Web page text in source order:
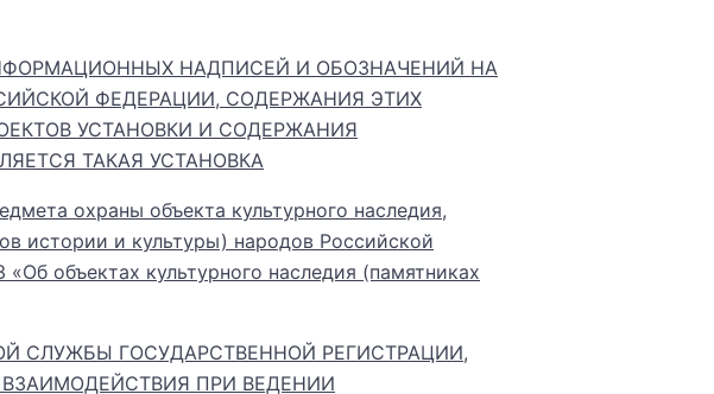
НАДПИСЕЙ И ОБОЗНАЧЕНИЙ НА
ФЕДЕРАЦИИ, СОДЕРЖАНИЯ ЭТИХ
УСТАНОВКИ И СОДЕРЖАНИЯ
ТАКАЯ УСТАНОВКА
охраны объекта культурного наследия,
истории и культуры) народов Российской
объектах культурного наследия (памятниках
СЛУЖБЫ ГОСУДАРСТВЕННОЙ РЕГИСТРАЦИИ,
ВЗАИМОДЕЙСТВИЯ ПРИ ВЕДЕНИИ